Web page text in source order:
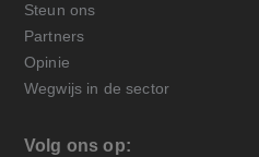
Steun ons
Partners
Opinie
Wegwijs in de sector
Volg ons op: